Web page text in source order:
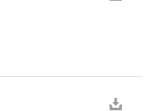
